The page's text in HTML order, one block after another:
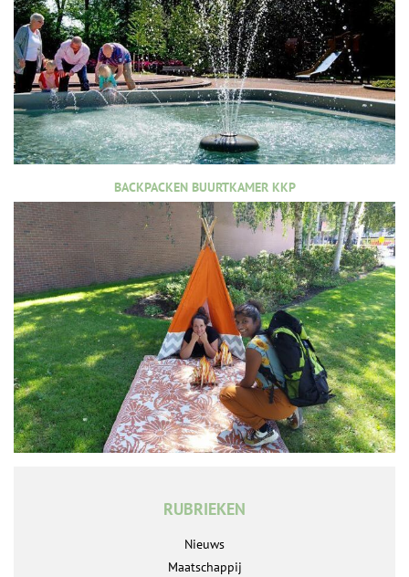
BACKPACKEN BUURTKAMER KKP
RUBRIEKEN
Nieuws
Maatschappij